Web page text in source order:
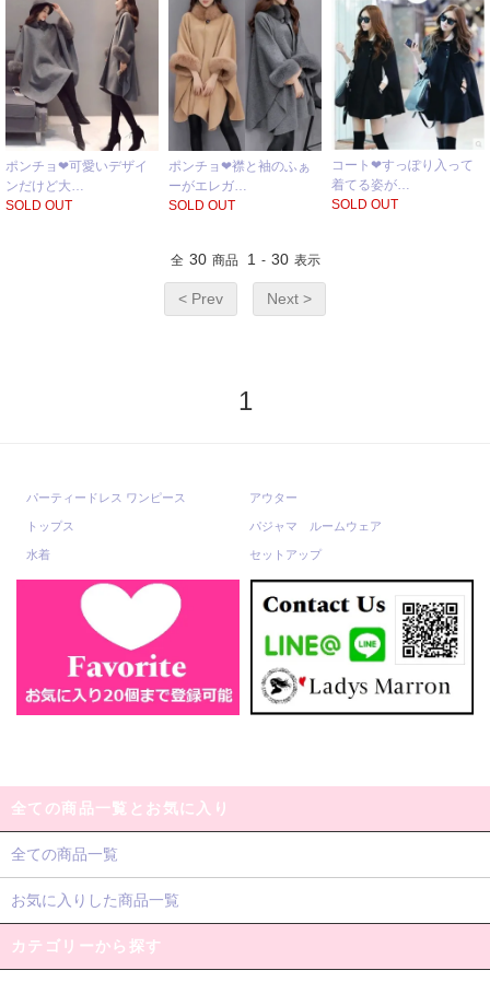
ポンチョ❤可愛いデザイ
ンだけど大…
SOLD OUT
ポンチョ❤襟と袖のふぁ
ーがエレガ…
SOLD OUT
コート❤すっぽり入って
着てる姿が…
SOLD OUT
全 30 商品 1 - 30 表示
< Prev Next >
1
パーティードレス ワンピース アウター
トップス パジャマ ルームウェア
水着 セットアップ
全ての商品一覧とお気に入り
全ての商品一覧
お気に入りした商品一覧
カテゴリーから探す